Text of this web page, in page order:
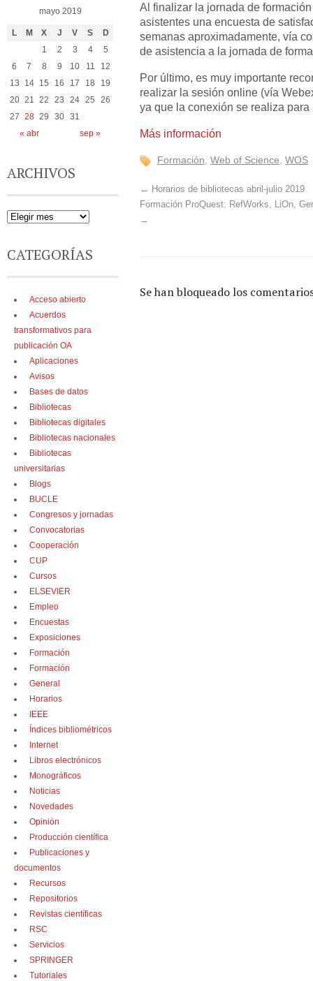
Al finalizar la jornada de
asistentes una encuesta de
semanas aproximadamente, vía
de asistencia a la jornada de
Por último, es muy importante
realizar la sesión online (vía
ya que la conexión se realiza
Más información
Formación, Web of Science, WOS
← Horarios de bibliotecas abril-julio 2019
Formación ProQuest: RefWorks, LiOn,
→
Se han bloqueado los
mayo 2019
L M X J V S D
« abr sep »
1 2 3 4
5
6
7 8 9 10 11
12
13
14 15 16 17 18
19
20 21 22 23 24 25
26
27 28 29 30 31
ARCHIVOS
CATEGORÍAS
Acceso abierto
Acuerdos
transformativos para
publicación OA
Aplicaciones
Avisos
Bases de datos
Bibliotecas
Bibliotecas digitales
Bibliotecas nacionales
Bibliotecas
universitarias
Blogs
BUCLE
Congresos y jornadas
Convocatorias
Cooperación
CUP
Cursos
ELSEVIER
Empleo
Encuestas
Exposiciones
Formación
Formación
General
Horarios
IEEE
Índices bibliométricos
Internet
Libros electrónicos
Monográficos
Noticias
Novedades
Opinión
Producción científica
Publicaciones y
documentos
Recursos
Repositorios
Revistas científicas
RSC
Servicios
SPRINGER
Tutoriales